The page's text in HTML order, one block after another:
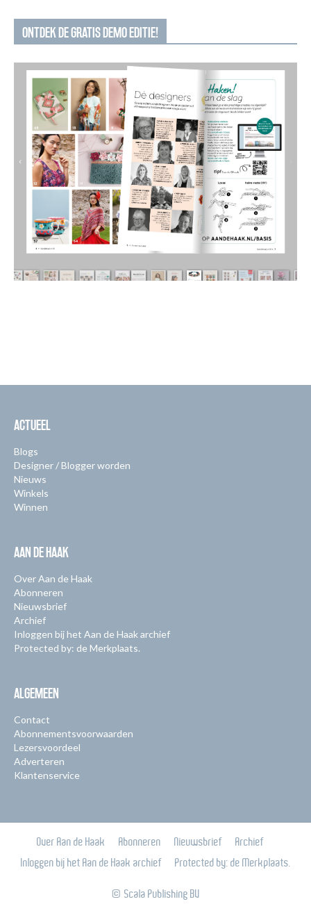
ONTDEK DE GRATIS DEMO EDITIE!
ACTUEEL
Blogs
Designer / Blogger worden
Nieuws
Winkels
Winnen
AAN DE HAAK
Over Aan de Haak
Abonneren
Nieuwsbrief
Archief
Inloggen bij het Aan de Haak archief
Protected by: de Merkplaats.
ALGEMEEN
Contact
Abonnementsvoorwaarden
Lezersvoordeel
Adverteren
Klantenservice
Over Aan de Haak Abonneren Nieuwsbrief
Archief
Inloggen bij het Aan de Haak archief
Protected by: de Merkplaats.
© Scala Publishing BV